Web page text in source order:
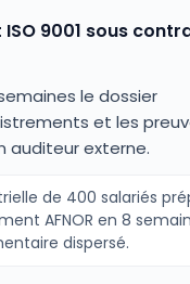
9001 sous
le dossier
et les
auditeur externe.
de 400 salariés
AFNOR en 8
dispersé.